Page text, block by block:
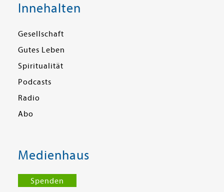
Innehalten
Gesellschaft
Gutes Leben
Spiritualität
Podcasts
Radio
Abo
Medienhaus
Spenden